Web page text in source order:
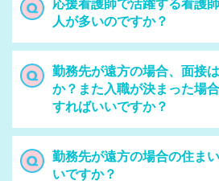
応援看護師で活躍する看護
人が多いのですか？
勤務先が遠方の場合、面接
か？また入職が決まった場
すればいいですか？
勤務先が遠方の場合の住ま
いですか？